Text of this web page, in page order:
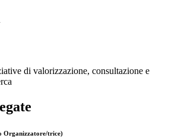
di valorizzazione, consultazione e
Organizzatore/trice)